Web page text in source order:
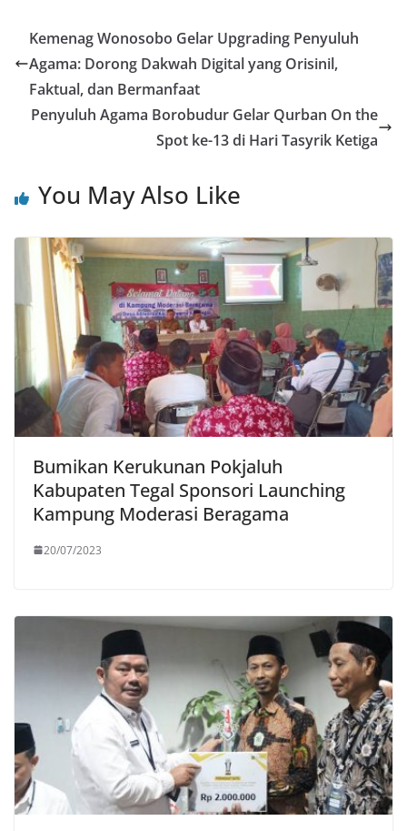
Kemenag Wonosobo Gelar Upgrading Penyuluh
Agama: Dorong Dakwah Digital yang Orisinil,
Faktual, dan Bermanfaat
Penyuluh Agama Borobudur Gelar Qurban On the
Spot ke-13 di Hari Tasyrik Ketiga
You May Also Like
Bumikan Kerukunan Pokjaluh
Kabupaten Tegal Sponsori Launching
Kampung Moderasi Beragama
20/07/2023